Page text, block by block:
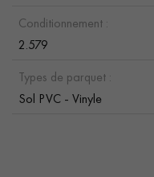
Conditionnement :
2.579
Types de parquet :
Sol PVC - Vinyle